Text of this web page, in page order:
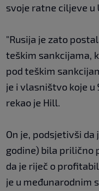
svoje ratne ciljeve u
"Rusija je zato
teškim sankcijama,
pod teškim
je i vlasništvo koje u
rekao je Hill.
On je, podsjetivši da
godine) bila prilično
da je riječ o
je u međunarodnim